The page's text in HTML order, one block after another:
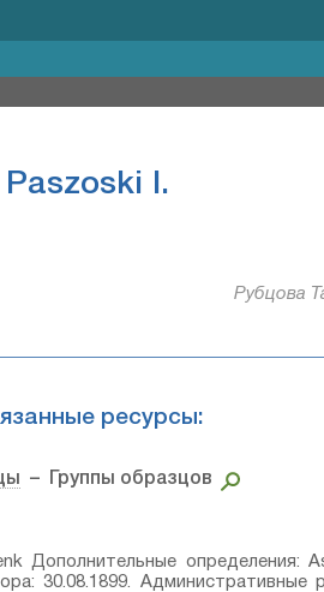
Paszoski I.
Рубцова
ресурсы:
– Группы образцов
Дополнительные определения:
30.08.1899. Административные